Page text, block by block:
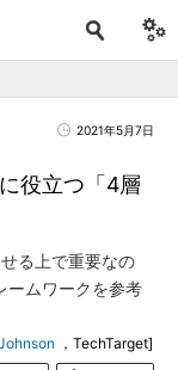
2021年5月7日
役立つ「4層
る上で重要なの
ームワークを参考
，TechTarget]